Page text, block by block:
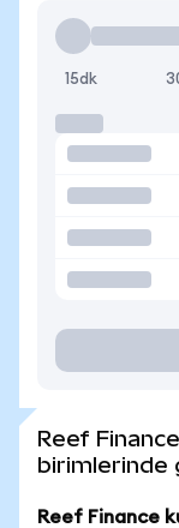
15dk
Reef
birimlerinde
Reef Finance